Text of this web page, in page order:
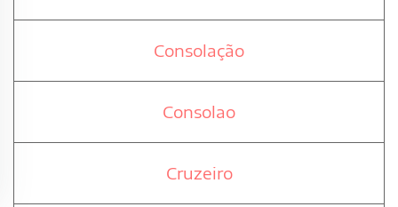
Consolação
Consolao
Cruzeiro